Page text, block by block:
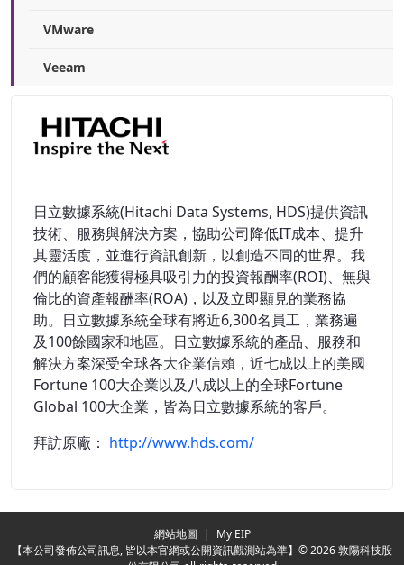
VMware
Veeam
日立數據系統(Hitachi Data Systems, HDS)提供資訊
技術、服務與解決方案，協助公司降低IT成本、提升
其靈活度，並進行資訊創新，以創造不同的世界。我
們的顧客能獲得極具吸引力的投資報酬率(ROI)、無與
倫比的資產報酬率(ROA)，以及立即顯見的業務協
助。日立數據系統全球有將近6,300名員工，業務遍
及100餘國家和地區。日立數據系統的產品、服務和
解決方案深受全球各大企業信賴，近七成以上的美國
Fortune 100大企業以及八成以上的全球Fortune
Global 100大企業，皆為日立數據系統的客戶。
拜訪原廠： http://www.hds.com/
網站地圖 |
My EIP
【本公司發佈公司訊息, 皆以本官網或公開資訊觀測站為準】© 2026 敦陽科技股